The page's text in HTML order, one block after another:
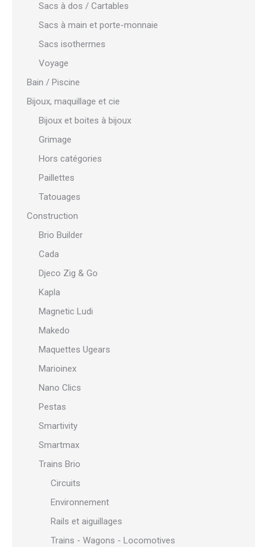
Sacs à dos / Cartables
Sacs à main et porte-monnaie
Sacs isothermes
Voyage
Bain / Piscine
Bijoux, maquillage et cie
Bijoux et boites à bijoux
Grimage
Hors catégories
Paillettes
Tatouages
Construction
Brio Builder
Cada
Djeco Zig & Go
Kapla
Magnetic Ludi
Makedo
Maquettes Ugears
Marioinex
Nano Clics
Pestas
Smartivity
Smartmax
Trains Brio
Circuits
Environnement
Rails et aiguillages
Trains - Wagons - Locomotives